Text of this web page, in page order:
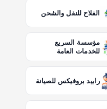
الفلاح للنقل والشحن
مؤسسة السريع
للخدمات العامة
رابيد بروفيكس للصيانة